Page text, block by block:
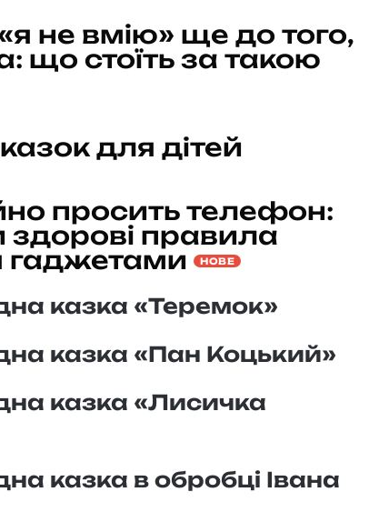
не вмію» ще до того,
що стоїть за такою
для дітей
просить телефон:
здорові правила
гаджетами НОВЕ
казка «Теремок»
казка «Пан Коцький»
казка «Лисичка
казка в обробці Івана